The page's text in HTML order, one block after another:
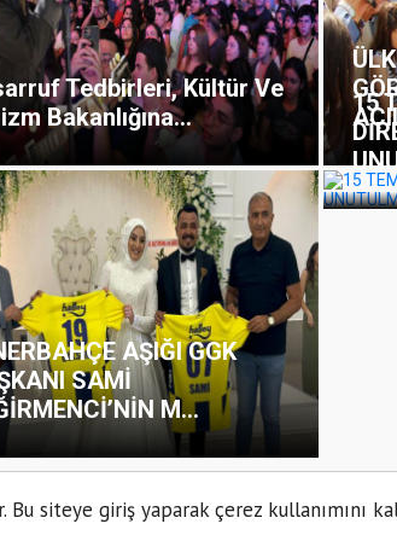
siteye giriş yaparak çerez kullanımını
Tedbirleri, Kültür Ve
Bakanlığına...
AŞIĞI GGK
SAMİ
M...
15